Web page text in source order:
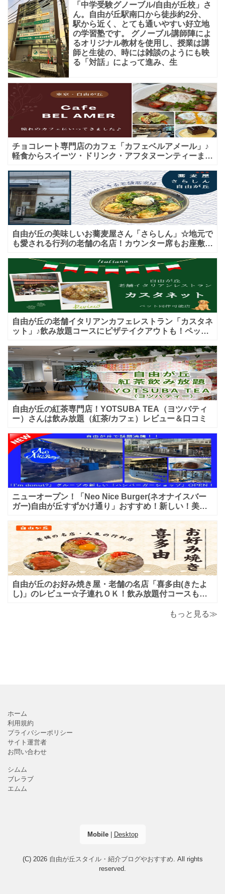
「中学受験グノーブル/自由が丘校」さ
ん。自由が丘駅南口から徒歩約2分、
駅から近く、とても通いやすい好立地
の学習塾です。 グノーブル講師陣によ
るオリジナル教材を使用し、授業は講
師と生徒の、時には雑談のようにも映
る「対話」によって進み、生
チョコレート専門店のカフェ「カフェベルアメール」♪
軽食からスイーツ・ドリンク・アフタヌーンティーまで
自由が丘の美味しいお蕎麦屋さん「さらしん」☆地元で
も愛される行列の老舗の名店！カウンター席もお座敷も
自由が丘の老舗イタリアンカフェレストラン「カスタネ
ット」♪飲み放題コースにピザテイクアウトも！ペット
自由が丘の紅茶専門店！YOTSUBA TEA（ヨツバティ
ー）さんは飲み放題（紅茶/カフェ）レビュー＆口コミ
ニューオープン！「Neo Nice Burger(ネオナイスバー
ガー)自由が丘すずかけ通り」おすすめ！新しい！美味
自由が丘のお好み焼き屋・老舗の名店「喜多由(きたよ
し)」のレビュー☆子連れＯＫ！飲み放題付コースも！
もっと見る≫
ホーム
利用規約
プライバシーポリシー
サイト運営者
お問い合わせ
シムム
ブレラブ
エムム
Mobile| Desktop
(C) 2026 自由が丘スタイル・紹介ブログやおすすめ . All rights
reserved.